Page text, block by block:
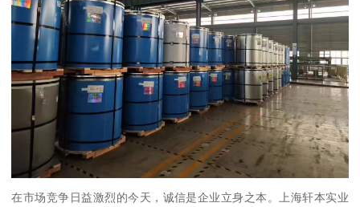
在市场竞争日益激烈的今天，诚信是企业立身之本。上海轩本实业